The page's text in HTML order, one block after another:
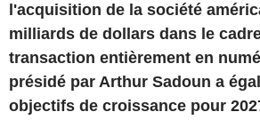
l'acquisition de la société
milliards de dollars dans le
transaction entièrement en
présidé par Arthur Sadoun a
objectifs de croissance pour